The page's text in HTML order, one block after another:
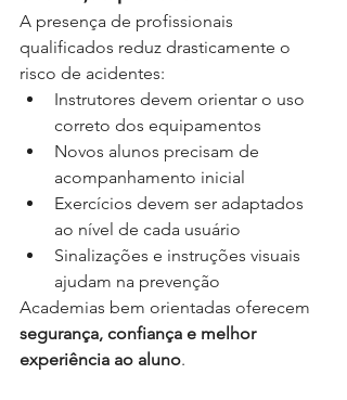
A presença de profissionais
qualificados reduz drasticamente o
risco de acidentes:
Instrutores devem orientar o uso
correto dos equipamentos
Novos alunos precisam de
acompanhamento inicial
Exercícios devem ser adaptados
ao nível de cada usuário
Sinalizações e instruções visuais
ajudam na prevenção
Academias bem orientadas oferecem
segurança, confiança e melhor
experiência ao aluno.